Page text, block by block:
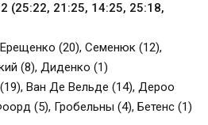
(25:22, 21:25, 14:25, 25:18,
(20), Семенюк (12),
(8), Диденко (1)
Ван Де Вельде (14), Дероо
(5), Гробельны (4), Бетенс (1)